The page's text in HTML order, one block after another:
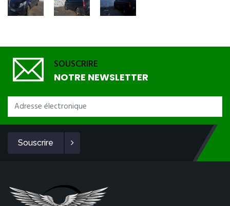
SOUSCRIRE
NOTRE NEWSLETTER
Souscrire